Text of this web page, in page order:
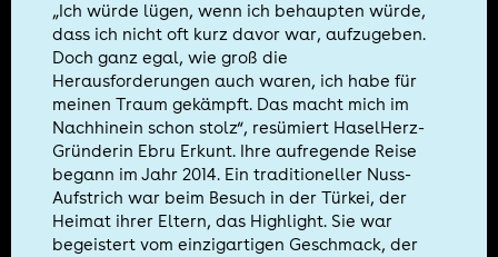
„Ich würde lügen, wenn ich behaupten würde,
dass ich nicht oft kurz davor war, aufzugeben.
Doch ganz egal, wie groß die
Herausforderungen auch waren, ich habe für
meinen Traum gekämpft. Das macht mich im
Nachhinein schon stolz“, resümiert HaselHerz-
Gründerin Ebru Erkunt. Ihre aufregende Reise
begann im Jahr 2014. Ein traditioneller Nuss-
Aufstrich war beim Besuch in der Türkei, der
Heimat ihrer Eltern, das Highlight. Sie war
begeistert vom einzigartigen Geschmack, der